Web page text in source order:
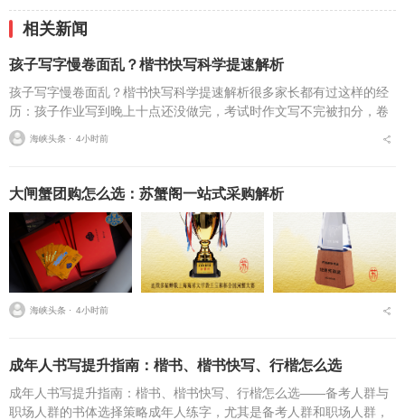
相关新闻
孩子写字慢卷面乱？楷书快写科学提速解析
孩子写字慢卷面乱？楷书快写科学提速解析很多家长都有过这样的经
历：孩子作业写到晚上十点还没做完，考试时作文写不完被扣分，卷
面因为字迹潦草被老师多次点名。据相关调查显示，67%的小学生存
在书写速度不达标问...
海峡头条 ⋅ 4小时前
大闸蟹团购怎么选：苏蟹阁一站式采购解析
海峡头条 ⋅ 4小时前
成年人书写提升指南：楷书、楷书快写、行楷怎么选
成年人书写提升指南：楷书、楷书快写、行楷怎么选——备考人群与
职场人群的书体选择策略成年人练字，尤其是备考人群和职场人群，